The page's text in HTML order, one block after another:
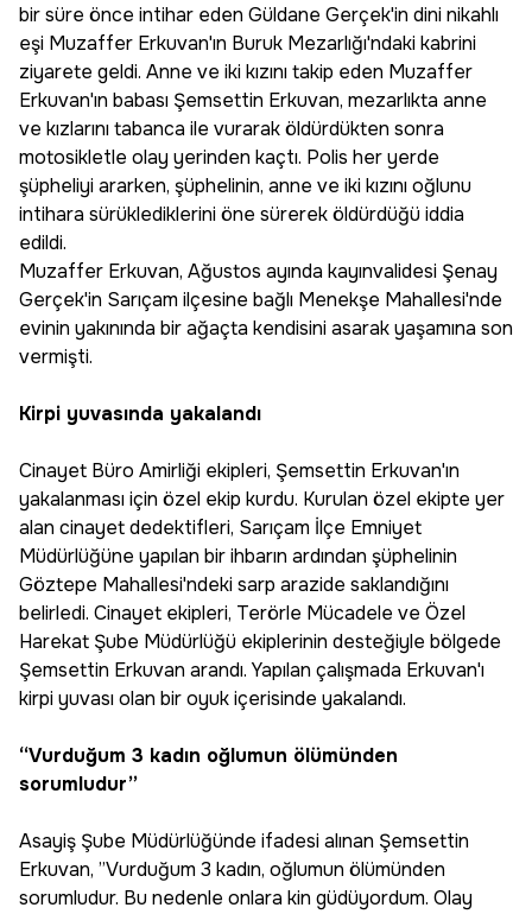
bir süre önce intihar eden Güldane Gerçek'in dini nikahlı
eşi Muzaffer Erkuvan'ın Buruk Mezarlığı'ndaki kabrini
ziyarete geldi. Anne ve iki kızını takip eden Muzaffer
Erkuvan'ın babası Şemsettin Erkuvan, mezarlıkta anne
ve kızlarını tabanca ile vurarak öldürdükten sonra
motosikletle olay yerinden kaçtı. Polis her yerde
şüpheliyi ararken, şüphelinin, anne ve iki kızını oğlunu
intihara sürüklediklerini öne sürerek öldürdüğü iddia
edildi.
Muzaffer Erkuvan, Ağustos ayında kayınvalidesi Şenay
Gerçek'in Sarıçam ilçesine bağlı Menekşe Mahallesi'nde
evinin yakınında bir ağaçta kendisini asarak yaşamına son
vermişti.
Kirpi yuvasında yakalandı
Cinayet Büro Amirliği ekipleri, Şemsettin Erkuvan'ın
yakalanması için özel ekip kurdu. Kurulan özel ekipte yer
alan cinayet dedektifleri, Sarıçam İlçe Emniyet
Müdürlüğüne yapılan bir ihbarın ardından şüphelinin
Göztepe Mahallesi'ndeki sarp arazide saklandığını
belirledi. Cinayet ekipleri, Terörle Mücadele ve Özel
Harekat Şube Müdürlüğü ekiplerinin desteğiyle bölgede
Şemsettin Erkuvan arandı. Yapılan çalışmada Erkuvan'ı
kirpi yuvası olan bir oyuk içerisinde yakalandı.
“Vurduğum 3 kadın oğlumun ölümünden
sorumludur”
Asayiş Şube Müdürlüğünde ifadesi alınan Şemsettin
Erkuvan, ”Vurduğum 3 kadın, oğlumun ölümünden
sorumludur. Bu nedenle onlara kin güdüyordum. Olay